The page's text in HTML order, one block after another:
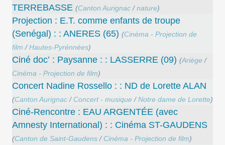
TERREBASSE (Canton Aurignac /nature)
Projection : E.T. comme enfants de troupe
(Senégal) : : ANERES (65) (Cinéma - Projection de
film /Hautes-Pyrénnées)
Ciné doc’ : Paysanne : : LASSERRE (09) (Ariège /
Cinéma - Projection de film)
Concert Nadine Rossello : : ND de Lorette ALAN
(Canton Aurignac / Concert - musique /Notre dame de Lorette)
Ciné-Rencontre : EAU ARGENTÉE (avec
Amnesty International) : : Cinéma ST-GAUDENS
(Canton de Saint-Gaudens / Cinéma - Projection de film)